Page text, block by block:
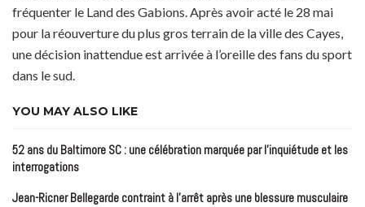
fréquenter le Land des Gabions. Après avoir acté le 28 mai
pour la réouverture du plus gros terrain de la ville des Cayes,
une décision inattendue est arrivée à l’oreille des fans du sport
dans le sud.
YOU MAY ALSO LIKE
52 ans du Baltimore SC : une célébration marquée par l’inquiétude et les
interrogations
Jean-Ricner Bellegarde contraint à l’arrêt après une blessure musculaire